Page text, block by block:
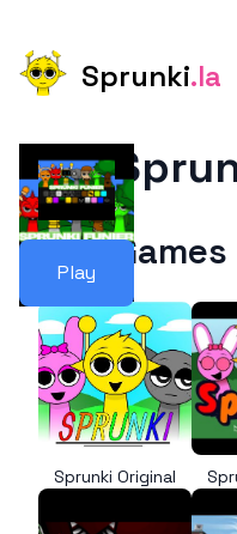
Sprunki.la
Play
More Games
Sprunki Original